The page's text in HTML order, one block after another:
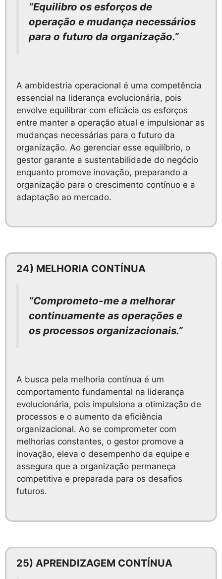
“Equilibro os esforços de
operação e mudança necessários
para o futuro da organização.”
A ambidestria operacional é uma competência
essencial na liderança evolucionária, pois
envolve equilibrar com eficácia os esforços
entre manter a operação atual e impulsionar as
mudanças necessárias para o futuro da
organização. Ao gerenciar esse equilíbrio, o
gestor garante a sustentabilidade do negócio
enquanto promove inovação, preparando a
organização para o crescimento contínuo e a
adaptação ao mercado.
24) MELHORIA CONTÍNUA
“Comprometo-me a melhorar
continuamente as operações e
os processos organizacionais.”
A busca pela melhoria contínua é um
comportamento fundamental na liderança
evolucionária, pois impulsiona a otimização de
processos e o aumento da eficiência
organizacional. Ao se comprometer com
melhorias constantes, o gestor promove a
inovação, eleva o desempenho da equipe e
assegura que a organização permaneça
competitiva e preparada para os desafios
futuros.
25) APRENDIZAGEM CONTÍNUA